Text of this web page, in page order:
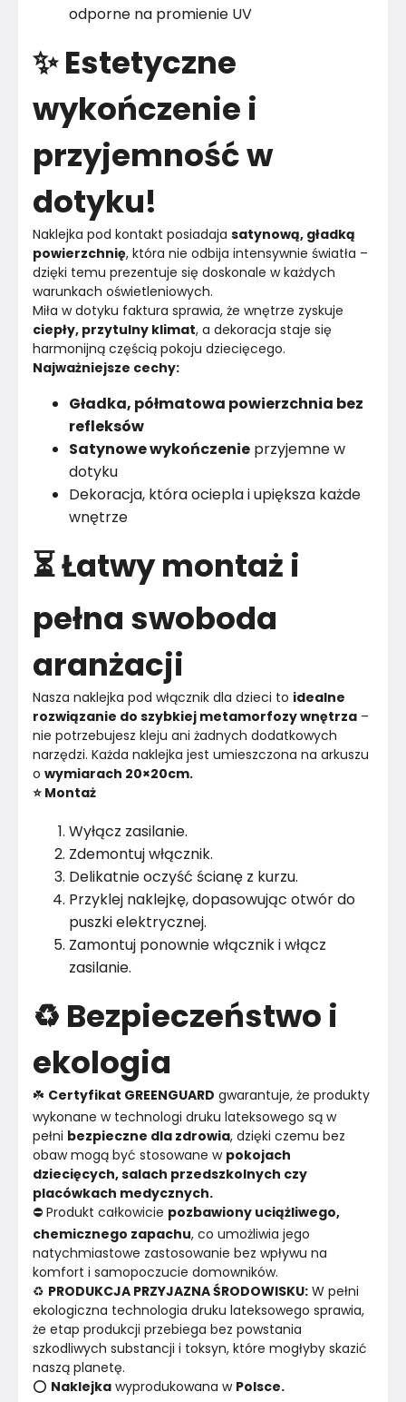
odporne na promienie UV
✨ Estetyczne
wykończenie i
przyjemność w
dotyku!
Naklejka pod kontakt posiadaja satynową, gładką
powierzchnię, która nie odbija intensywnie światła –
dzięki temu prezentuje się doskonale w każdych
warunkach oświetleniowych.
Miła w dotyku faktura sprawia, że wnętrze zyskuje
ciepły, przytulny klimat, a dekoracja staje się
harmonijną częścią pokoju dziecięcego.
Najważniejsze cechy:
Gładka, półmatowa powierzchnia bez
refleksów
Satynowe wykończenie przyjemne w
dotyku
Dekoracja, która ociepla i upiększa każde
wnętrze
⏳ Łatwy montaż i
pełna swoboda
aranżacji
Nasza naklejka pod włącznik dla dzieci to idealne
rozwiązanie do szybkiej metamorfozy wnętrza –
nie potrzebujesz kleju ani żadnych dodatkowych
narzędzi. Każda naklejka jest umieszczona na arkuszu
o wymiarach 20×20cm.
⭐️ Montaż
Wyłącz zasilanie.
Zdemontuj włącznik.
Delikatnie oczyść ścianę z kurzu.
Przyklej naklejkę, dopasowując otwór do
puszki elektrycznej.
Zamontuj ponownie włącznik i włącz
zasilanie.
♻️ Bezpieczeństwo i
ekologia
☘️ Certyfikat GREENGUARD gwarantuje, że produkty
wykonane w technologi druku lateksowego są w
pełni bezpieczne dla zdrowia, dzięki czemu bez
obaw mogą być stosowane w pokojach
dziecięcych, salach przedszkolnych czy
placówkach medycznych.
⛔ Produkt całkowicie pozbawiony uciążliwego,
chemicznego zapachu, co umożliwia jego
natychmiastowe zastosowanie bez wpływu na
komfort i samopoczucie domowników.
♻️ PRODUKCJA PRZYJAZNA ŚRODOWISKU: W pełni
ekologiczna technologia druku lateksowego sprawia,
że etap produkcji przebiega bez powstania
szkodliwych substancji i toksyn, które mogłyby skazić
naszą planetę.
⭕ Naklejka wyprodukowana w Polsce.